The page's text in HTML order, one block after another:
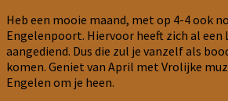
Heb een mooie maand, met op 4-4 ook
Engelenpoort. Hiervoor heeft zich al een
aangediend. Dus die zul je vanzelf als
komen. Geniet van April met Vrolijke
Engelen om je heen.